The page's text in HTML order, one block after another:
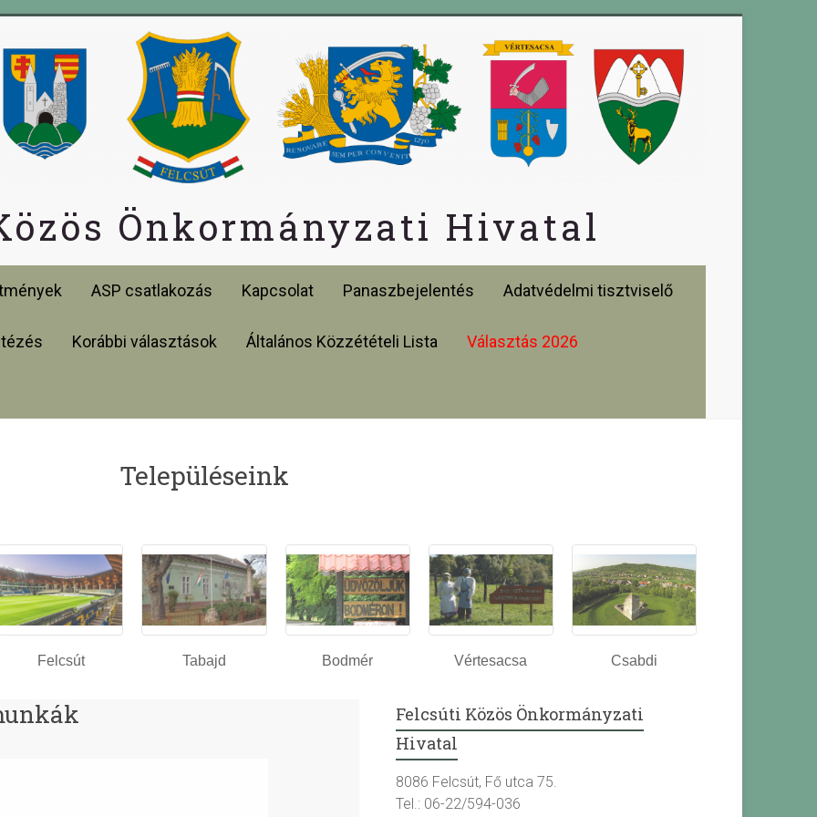
Önkormányzati Hivatal
ASP csatlakozás Kapcsolat Panaszbejelentés Adatvédelmi tisztviselő
Korábbi választások Általános Közzétételi Lista Választás 2026
Településeink
Felcsút Tabajd Bodmér Vértesacsa Csabdi
Felcsúti Közös Önkormányzati
Hivatal
8086 Felcsút, Fő utca 75.
Tel.: 06-22/594-036